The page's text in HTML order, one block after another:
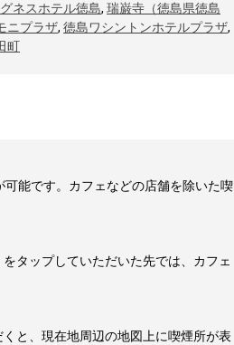
ネスホテル徳島, 瑞巌寺（徳島県徳島
ニプラザ, 徳島ワシントンホテルプラザ,
町
能です。カフェなどの店舗を除いた喫
タップしていただいた先では、カフェ
と、現在地周辺の地図上に喫煙所が表